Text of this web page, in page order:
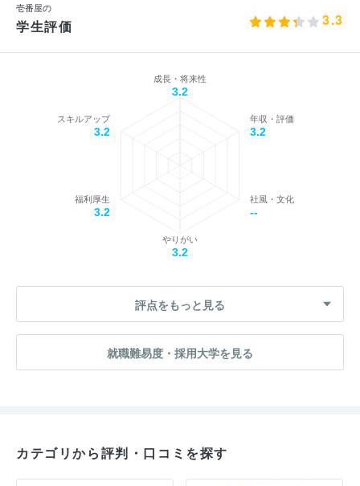
壱番屋の
学生評価 3.3
成長・将来性
3.2
年収・評価
3.2
社風・文化
--
やりがい
3.2
福利厚生
3.2
スキルアップ
3.2
評点をもっと見る
就職難易度・採用大学を見る
カテゴリから評判・口コミを探す